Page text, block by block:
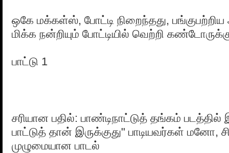
ஒகே மக்கள்ஸ், போட்டி நிறைந்தது,
மிக்க நன்றியும் போட்டியில் வெற்றி
பாட்டு 1
சரியான பதில்: பாண்டிநாட்டுத் தங்கம் படத்தில்
பாட்டுத் தான் இருக்குது" பாடியவர்கள் மனோ,
முழுமையான பாடல்